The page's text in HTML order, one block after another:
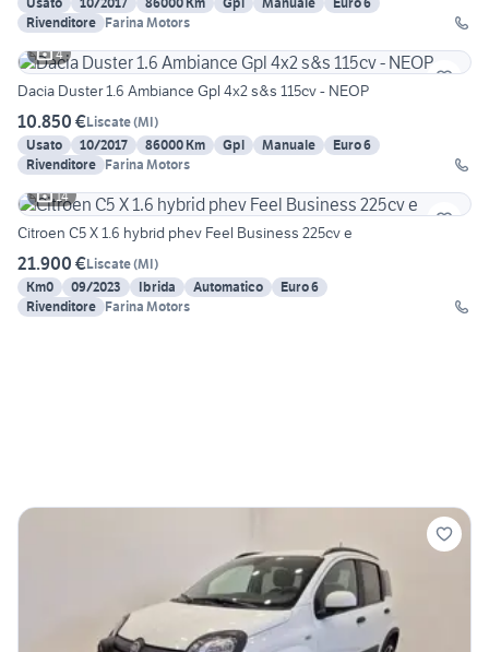
Rivenditore Farina Motors
4
Dacia Duster 1.6 Ambiance Gpl 4x2 s&s 115cv - NEOP
10.850 €Liscate(MI)
Usato
10/2017 86000 Km Gpl Manuale
Euro 6
Rivenditore Farina Motors
14
Citroen C5 X 1.6 hybrid phev Feel Business 225cv e
21.900 €Liscate(MI)
Km0
09/2023 Ibrida Automatico
Euro 6
Rivenditore Farina Motors